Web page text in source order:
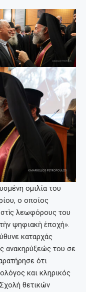
ομιλία του
ο οποίος
λεωφόρους του
ψηφιακὴ ἐποχή».
καταρχάς
ανακηρύξεώς του σε
ότι
και κληρικός
θετικών